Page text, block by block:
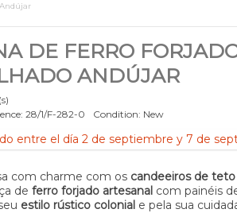
DE FERRO
ANDÚJAR
28/1/F-282-0 Condition: New
entre el día 2 de septiembre y 7 de
com charme com os candeeiros de
de ferro forjado artesanalcom painéis
estilo rústico coloniale pela sua